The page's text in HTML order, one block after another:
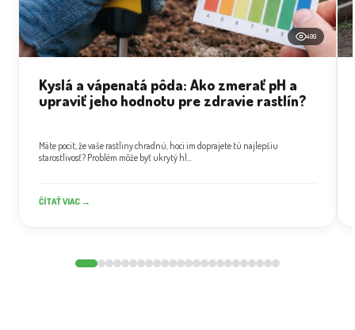
499
Kyslá a vápenatá pôda: Ako zmerať pH a
upraviť jeho hodnotu pre zdravie rastlín?
Máte pocit, že vaše rastliny chradnú, hoci im doprajete tú najlepšiu
starostlivosť? Problém môže byť ukrytý hl...
ČÍTAŤ VIAC →